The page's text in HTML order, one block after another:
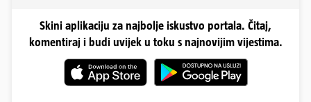
Skini aplikaciju za najbolje iskustvo portala. Čitaj,
komentiraj i budi uvijek u toku s najnovijim vijestima.